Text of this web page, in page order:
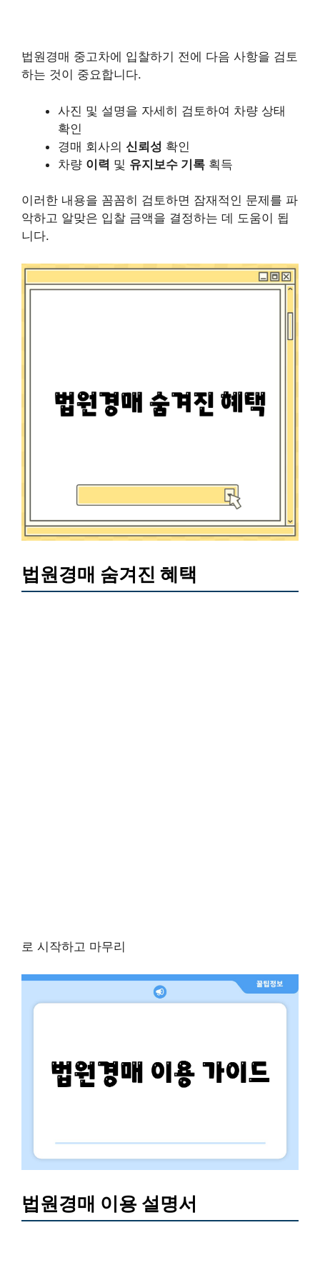
법원경매 중고차에 입찰하기 전에 다음 사항을 검토
하는 것이 중요합니다.
사진 및 설명을 자세히 검토하여 차량 상태
확인
경매 회사의 신뢰성 확인
차량 이력 및 유지보수 기록 획득
이러한 내용을 꼼꼼히 검토하면 잠재적인 문제를 파
악하고 알맞은 입찰 금액을 결정하는 데 도움이 됩
니다.
법원경매 숨겨진 혜택
로 시작하고 마무리
법원경매 이용 설명서